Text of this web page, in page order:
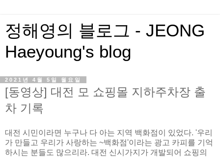
정해영의 블로그 - JEONG
Haeyoung's blog
2021년 4월 5일 월요일
[동영상] 대전 모 쇼핑몰 지하주차장 출
차 기록
대전 시민이라면 누구나 다 아는 지역 백화점이 있었다. '우리
가 만들고 우리가 사랑하는 ~백화점'이라는 광고 카피를 기억
하시는 분들도 많으리라. 대전 신시가지가 개발되어 쇼핑의